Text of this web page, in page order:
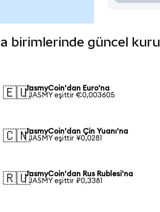
birimlerinde güncel kuru
🇪🇺JasmyCoin'dan Euro'na
1 JASMY eşittir €0,003605
🇨🇳JasmyCoin'dan Çin Yuanı'na
1 JASMY eşittir ¥0,0281
🇷🇺JasmyCoin'dan Rus Rublesi'na
1 JASMY eşittir ₽0,3381